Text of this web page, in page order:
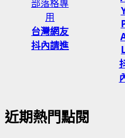
台灣網友
抖內請進
近期熱門點閱